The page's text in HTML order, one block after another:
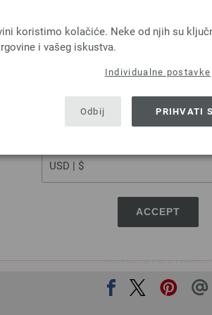
SHIPPING TO
USA - The United States of
ACCEPT
koristimo kolačiće. Neke od njih su
i vašeg iskustva.
Individualne postavke
Odbij PRIHVATI
Lana Grossa
COOL WOOL
otprilike 160 m / 50 g
Većina igle: 3 - 3,5
PODIJELI OVU